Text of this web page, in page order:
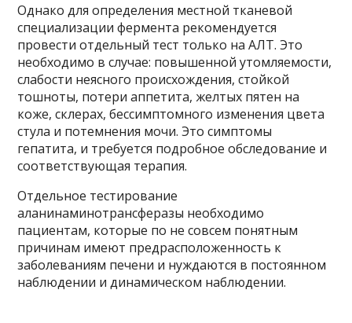
Однако для определения местной тканевой
специализации фермента рекомендуется
провести отдельный тест только на АЛТ. Это
необходимо в случае: повышенной утомляемости,
слабости неясного происхождения, стойкой
тошноты, потери аппетита, желтых пятен на
коже, склерах, бессимптомного изменения цвета
стула и потемнения мочи. Это симптомы
гепатита, и требуется подробное обследование и
соответствующая терапия.
Отдельное тестирование
аланинаминотрансферазы необходимо
пациентам, которые по не совсем понятным
причинам имеют предрасположенность к
заболеваниям печени и нуждаются в постоянном
наблюдении и динамическом наблюдении.